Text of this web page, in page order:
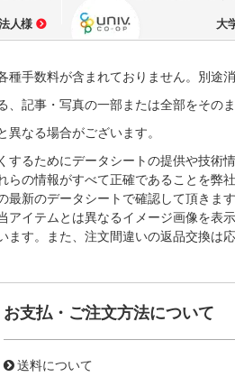
人様 大
手数料が含まれておりません。別途
記事・写真の一部または全部をその
なる場合がございます。
るためにデータシートの提供や技術
らの情報がすべて正確であることを弊
新のデータシートで確認して頂きま
アイテムとは異なるイメージ画像を表
ます。また、注文間違いの返品交換は
お支払・ご注文方法について
送料について